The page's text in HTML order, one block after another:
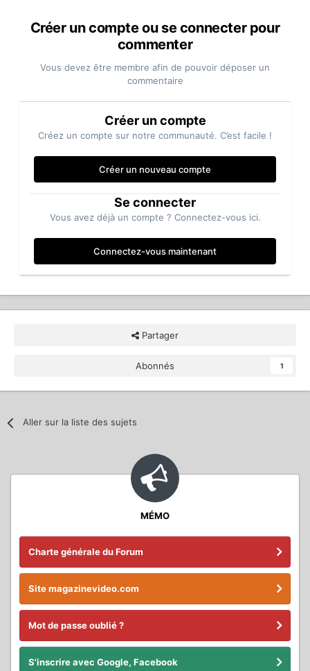
Créer un compte ou se connecter pour
commenter
Vous devez être membre afin de pouvoir déposer un
commentaire
Créer un compte
Créez un compte sur notre communauté. C’est facile !
Créer un nouveau compte
Se connecter
Vous avez déjà un compte ? Connectez-vous ici.
Connectez-vous maintenant
Partager
Abonnés 1
Aller sur la liste des sujets
MÉMO
Charte générale du Forum
Site magazinevideo.com
Mot de passe oublié ?
S'inscrire avec Google, Facebook